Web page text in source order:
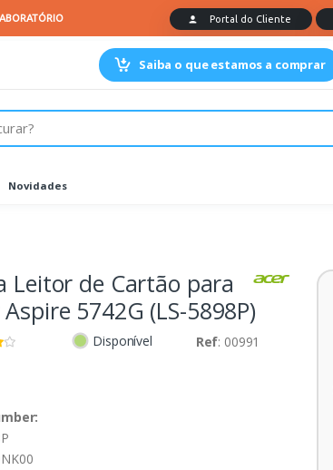
Saiba o que estamos a comprar
Novidades
Leitor de Cartão para
5742G (LS-5898P)
Disponível Ref: 00991